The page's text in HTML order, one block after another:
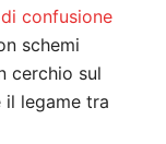
confusione
schemi
cerchio sul
il legame tra